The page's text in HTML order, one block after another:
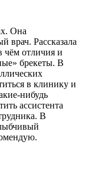
Она
врач. Рассказала
чём отличия и
брекеты. В
в клинику и
нибудь
ассистента
В